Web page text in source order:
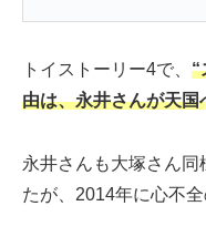
トイストーリー4で、 “
由は、永井さんが天国
永井さんも大塚さん
たが、2014年に心不